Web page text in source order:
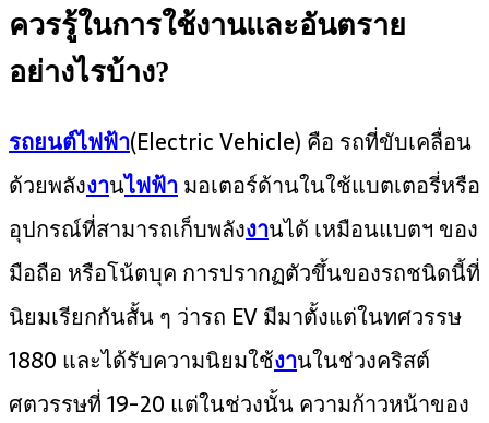
ควรรู้ในการใช้งานและอันตราย
อย่างไรบ้าง?
รถยนต์ไฟฟ้า(Electric Vehicle) คือ รถที่ขับเคลื่อน
ด้วยพลังงานไฟฟ้ามอเตอร์ด้านในใช้แบตเตอรี่หรือ
อุปกรณ์ที่สามารถเก็บพลังงานได้ เหมือนแบตฯ ของ
มือถือ หรือโน้ตบุค การปรากฏตัวขึ้นของรถชนิดนี้ที่
นิยมเรียกกันสั้น ๆ ว่ารถ EV มีมาตั้งแต่ในทศวรรษ
1880 และได้รับความนิยมใช้งานในช่วงคริสต์
ศตวรรษที่ 19-20 แต่ในช่วงนั้น ความก้าวหน้าของ